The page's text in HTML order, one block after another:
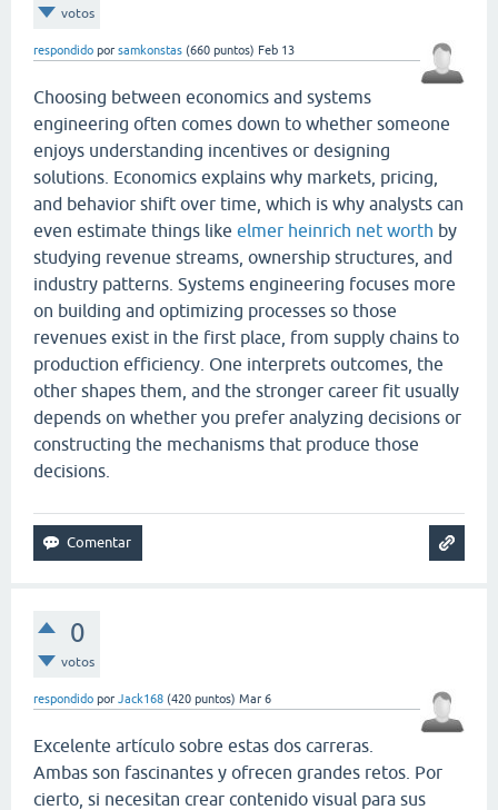
votos
respondido por samkonstas (660 puntos) Feb 13
Choosing between economics and systems
engineering often comes down to whether someone
enjoys understanding incentives or designing
solutions. Economics explains why markets, pricing,
and behavior shift over time, which is why analysts can
even estimate things like elmer heinrich net worth by
studying revenue streams, ownership structures, and
industry patterns. Systems engineering focuses more
on building and optimizing processes so those
revenues exist in the first place, from supply chains to
production efficiency. One interprets outcomes, the
other shapes them, and the stronger career fit usually
depends on whether you prefer analyzing decisions or
constructing the mechanisms that produce those
decisions.
0
votos
respondido por Jack168 (420 puntos) Mar 6
Excelente artículo sobre estas dos carreras.
Ambas son fascinantes y ofrecen grandes retos. Por
cierto, si necesitan crear contenido visual para sus